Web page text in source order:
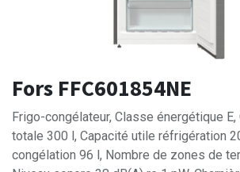
Fors FFC601854NE
Frigo-congélateur, Classe énergétique
totale 300 l, Capacité utile réfrigération
congélation 96 l, Nombre de zones de